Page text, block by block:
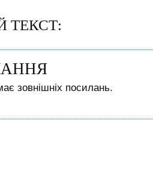
ТЕКСТ:
зовнішніх посилань.